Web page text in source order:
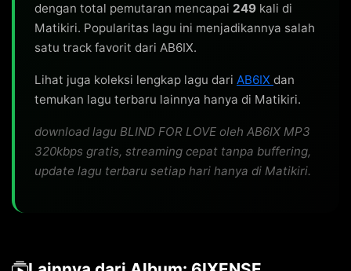
dengan total pemutaran mencapai 249 kali di
Matikiri. Popularitas lagu ini menjadikannya salah
satu track favorit dari AB6IX.
Lihat juga koleksi lengkap lagu dari AB6IX dan
temukan lagu terbaru lainnya hanya di Matikiri.
download lagu BLIND FOR LOVE oleh AB6IX MP3
320kbps gratis, streaming cepat tanpa buffering,
update lagu terbaru setiap hari hanya di Matikiri.